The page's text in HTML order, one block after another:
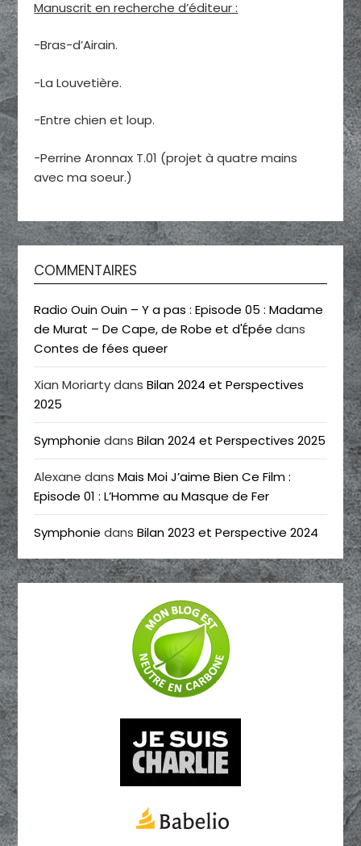
Manuscrit en recherche d’éditeur :
-Bras-d’Airain.
-La Louvetière.
-Entre chien et loup.
-Perrine Aronnax T.01 (projet à quatre mains
avec ma soeur.)
COMMENTAIRES
Radio Ouin Ouin – Y a pas : Episode 05 : Madame
de Murat – De Cape, de Robe et d'Épée dans
Contes de fées queer
Xian MoriartydansBilan 2024 et Perspectives
2025
Symphonie dansBilan 2024 et Perspectives 2025
Alexane dansMais Moi J’aime Bien Ce Film :
Episode 01 : L’Homme au Masque de Fer
Symphonie dansBilan 2023 et Perspective 2024